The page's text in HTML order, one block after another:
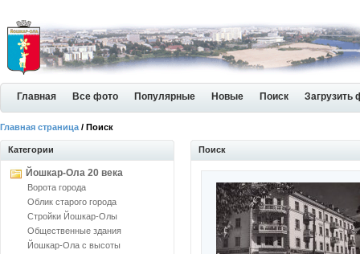
Главная Все фото Популярные Новые Поиск Загрузить
Главная страница / Поиск
Категории
Йошкар-Ола 20 века
Ворота города
Облик старого города
Стройки Йошкар-Олы
Общественные здания
Йошкар-Ола с высоты
Поиск